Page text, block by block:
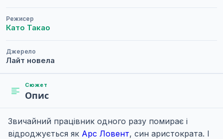
Режисер
Като Такао
Джерело
Лайт новела
Сюжет
Опис
Звичайний працівник одного разу помирає і
відроджується як Арс Ловент, син аристократа. І